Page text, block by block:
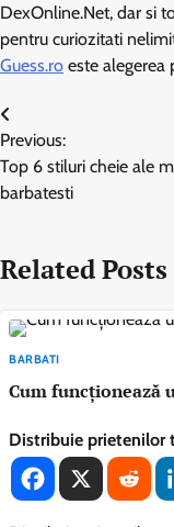
DexOnline.Net, dar si
pentru curiozitati
Guess.ro este alegerea
Navigare
în
articole
Previous:
Top 6 stiluri cheie ale
barbatesti
Related Posts
BARBATI
Cum funcţionează
Distribuie prietenilor